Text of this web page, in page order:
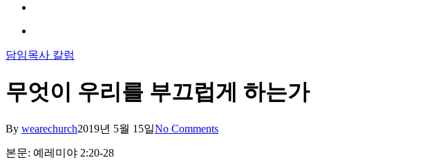
담임목사 칼럼
무엇이 우리를 부끄럽게 하는가
By wearechurch2019년 5월 15일No Comments
본문: 예레미야 2:20-28